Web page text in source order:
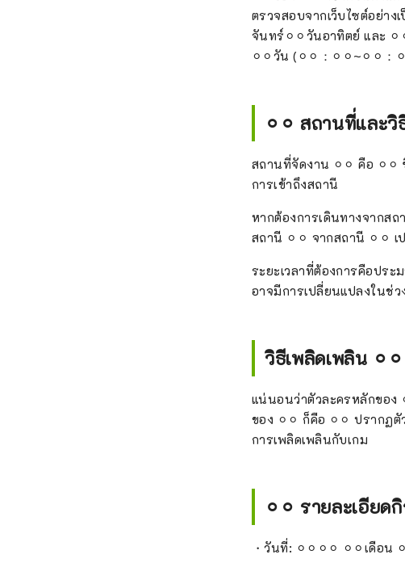
ตรวจสอบจากเว็บไซต์อย่าง
จันทร์⚪︎⚪︎วันอาทิตย์ และ
⚪︎⚪︎วัน (⚪︎⚪︎：⚪︎⚪︎~⚪︎⚪︎
⚪︎⚪︎ สถานที่และ
สถานที่จัดงาน ⚪︎⚪︎ คือ
การเข้าถึงสถานี
หากต้องการเดินทางจากสถ
สถานี ⚪︎⚪︎ จากสถานี ⚪︎⚪︎
ระยะเวลาที่ต้องการคือประ
อาจมีการเปลี่ยนแปลงในช่
วิธีเพลิดเพลิน ⚪︎⚪︎
แน่นอนว่าตัวละครหลักของ
ของ ⚪︎⚪︎ ก็คือ ⚪︎⚪︎ ปราก
การเพลิดเพลินกับเกม
⚪︎⚪︎ รายละเอียด
・วันที่: ⚪︎⚪︎⚪︎⚪︎ ⚪︎⚪︎เดือ